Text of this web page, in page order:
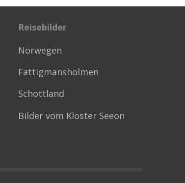
Reisebilder
Norwegen
Fattigmansholmen
Schottland
Bilder vom Kloster Seeon